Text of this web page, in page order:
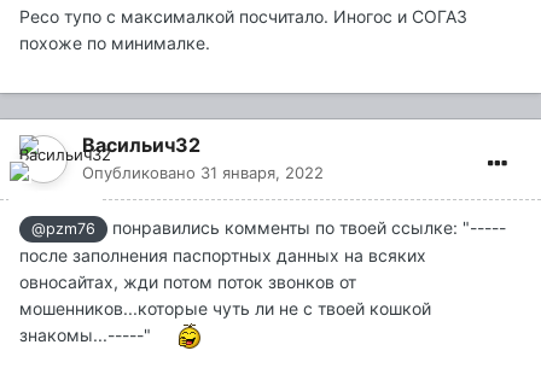
Ресо тупо с максималкой посчитало. Иногос и СОГАЗ
похоже по минималке.
Васильич32
Опубликовано 31 января, 2022
@pzm76
понравились комменты по твоей ссылке: "-----
после заполнения паспортных данных на всяких
овносайтах, жди потом поток звонков от
мошенников...которые чуть ли не с твоей кошкой
знакомы...-----"